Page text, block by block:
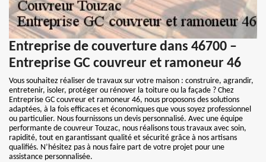
Entreprise de couverture dans 46700 –
Entreprise GC couvreur et ramoneur 46
Vous souhaitez réaliser de travaux sur votre maison : construire, agrandir,
entretenir, isoler, protéger ou rénover la toiture ou la façade ? Chez
Entreprise GC couvreur et ramoneur 46, nous proposons des solutions
adaptées, à la fois efficaces et économiques que vous soyez professionnel
ou particulier. Nous fournissons un devis personnalisé. Avec une équipe
performante de couvreur Touzac, nous réalisons tous travaux avec soin,
rapidité, tout en garantissant qualité et sécurité grâce à nos artisans
qualifiés. N’hésitez pas à nous faire part de votre projet pour une
assistance personnalisée.